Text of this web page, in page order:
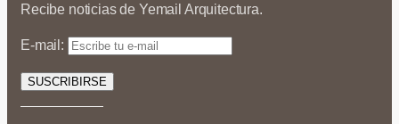
Recibe noticias de Yemail Arquitectura.
E-mail: